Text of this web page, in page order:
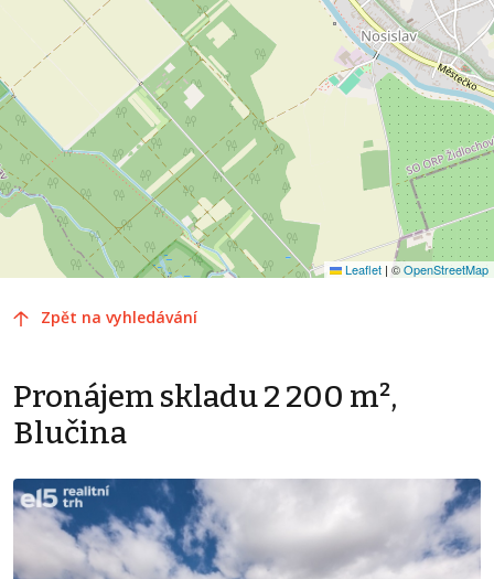
Leaflet | ©OpenStreetMap
Zpět na vyhledávání
Pronájem skladu 2 200 m²,
Blučina